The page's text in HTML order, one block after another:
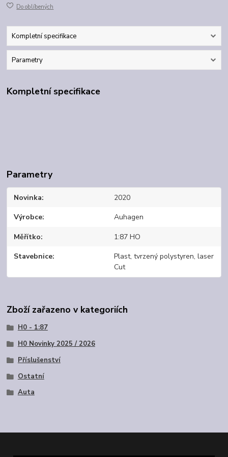
Do oblíbených
Kompletní specifikace
Parametry
Kompletní specifikace
Parametry
Novinka 2020
Výrobce Auhagen
Měřítko 1:87 HO
Stavebnice
Plast, tvrzený polystyren, laser
Cut
Zboží zařazeno v kategoriích
H0 - 1:87
H0 Novinky 2025 / 2026
Příslušenství
Ostatní
Auta